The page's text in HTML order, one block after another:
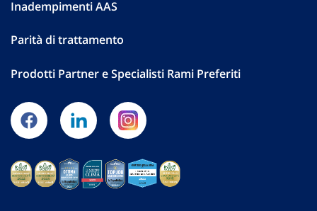
Inadempimenti AAS
Parità di trattamento
Prodotti Partner e Specialisti Rami Preferiti